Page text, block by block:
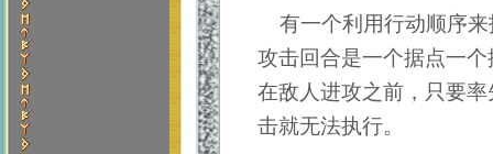
有一个利用行动顺序来
攻击回合是一个据点一
在敌人进攻之前，只要
击就无法执行。